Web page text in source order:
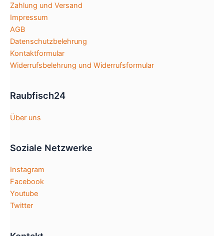
Zahlung und Versand
Impressum
AGB
Datenschutzbelehrung
Kontaktformular
Widerrufsbelehrung und Widerrufsformular
Raubfisch24
Über uns
Soziale Netzwerke
Instagram
Facebook
Youtube
Twitter